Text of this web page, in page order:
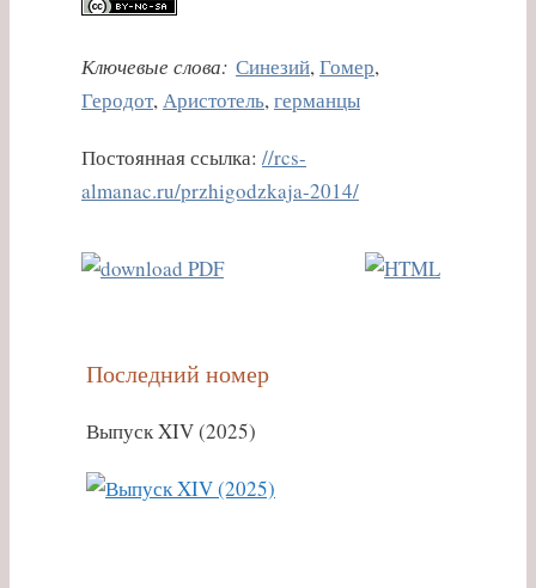
Ключевые слова: Синезий, Гомер,
Геродот, Аристотель, германцы
Постоянная ссылка: //rcs-
almanac.ru/przhigodzkaja-2014/
Последний номер
Выпуск XIV (2025)